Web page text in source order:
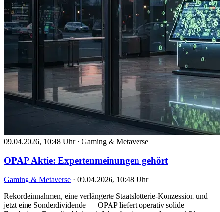
09.04.2026, 10:48 Uhr · Gaming & Metaverse
OPAP Aktie: Expertenmeinungen gehört
Gaming & Metaverse · 09.04.2026, 10:48 Uhr
Rekordeinnahmen, eine verlängerte Staatslotterie-Konzession und
jetzt eine Sonderdividende — OPAP liefert operativ solide